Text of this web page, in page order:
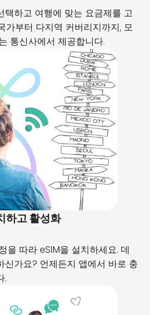
택하고 여행에 맞는 요금제를 고
가부터 다지역 커버리지까지, 모
통신사에서 제공합니다.
하고 활성화
을 따라 eSIM을 설치하세요. 데
신가요? 언제든지 앱에서 바로 충
.